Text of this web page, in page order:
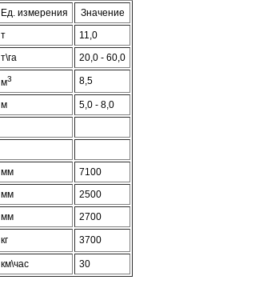
Ед. измерения
Значение
т
11,0
т\га 20,0 - 60,0
м3 8,5
м
5,0 - 8,0
мм
7100
мм
2500
мм 2700
кг 3700
км\час 30